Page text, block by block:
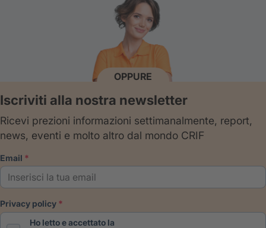
OPPURE
Iscriviti alla nostra newsletter
Ricevi prezioni informazioni settimanalmente, report,
news, eventi e molto altro dal mondo CRIF
email
privacy policy
Ho letto e accettato la